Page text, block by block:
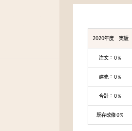
2020年度 実績
注文：0％
建売：0％
合計：0％
既存改修0％